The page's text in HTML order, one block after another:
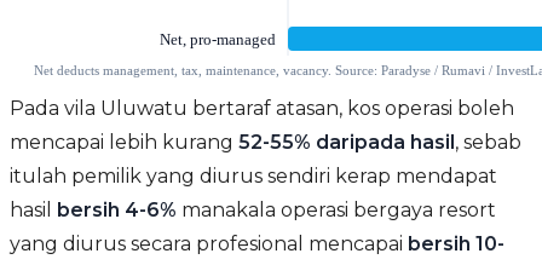
Pada vila Uluwatu bertaraf atasan, kos operasi boleh
mencapai lebih kurang 52-55% daripada hasil, sebab
itulah pemilik yang diurus sendiri kerap mendapat
hasil bersih 4-6% manakala operasi bergaya resort
yang diurus secara profesional mencapai bersih 10-